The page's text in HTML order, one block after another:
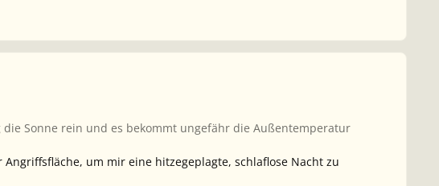
Sonne rein und es bekommt ungefähr die Außentemperatur
um mir eine hitzegeplagte, schlaflose Nacht zu